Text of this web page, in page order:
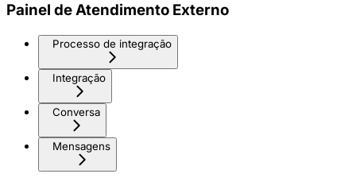
Painel de Atendimento Externo
Processo de integração
Integração
Conversa
Mensagens